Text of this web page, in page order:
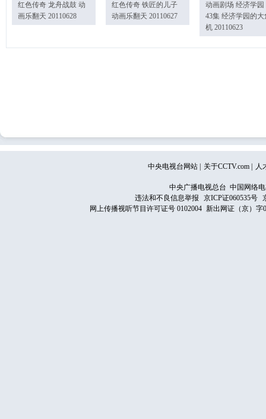
红色传奇 龙舟战鼓 动
画乐翻天 20110628
红色传奇 铁匠的儿子
动画乐翻天 20110627
动画剧场 经济学园
43集 经济学园的大
机 20110623
中央电视台网站 关于CCTV.com 人
中央广播电视总台 中国网络
违法和不良信息举报
京ICP证060535号
网上传播视听节目许可证号 0102004 新出网证（京）